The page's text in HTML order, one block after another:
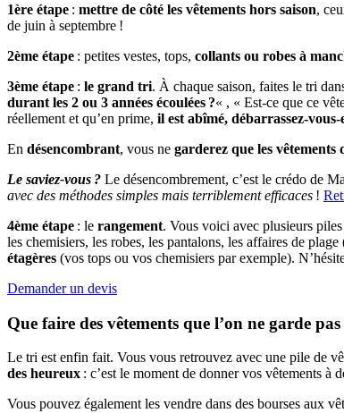
1ère étape : mettre de côté les vêtements hors saison,
de juin à septembre !
2ème étape : petites vestes, tops, collants ou robes à
3ème étape : le grand tri. À chaque saison, faites le tri
durant les 2 ou 3 années écoulées ?« , « Est-ce que ce
réellement et qu’en prime, il est abîmé, débarrassez-vous-
En désencombrant, vous ne garderez que les vêtements
Le saviez-vous ? Le désencombrement, c’est le crédo de
avec des méthodes simples mais terriblement efficaces !
4ème étape : le rangement. Vous voici avec plusieurs
les chemisiers, les robes, les pantalons, les affaires de
étagères (vos tops ou vos chemisiers par exemple).
Demander un devis
Que faire des vêtements que l’on ne garde pas
Le tri est enfin fait. Vous vous retrouvez avec une pile de
des heureux : c’est le moment de donner vos vêtements à
Vous pouvez également les vendre dans des bourses aux